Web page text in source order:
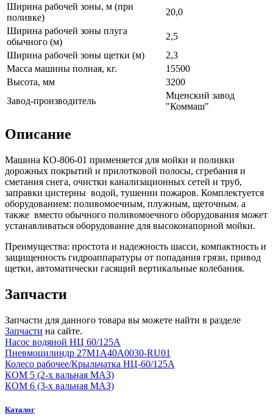
Ширина рабочей зоны, м (при
поливке)
20,0
Ширина рабочей зоны плуга
обычного (м)
2,5
Ширина рабочей зоны щетки (м)
2,3
Масса машины полная, кг.
15500
Высота, мм
3200
Завод-производитель
Мценский завод
"Коммаш"
Описание
Машина КО-806-01 применяется для мойки и поливки
дорожных покрытий и прилотковой полосы, сгребания и
сметания снега, очистки канализационных сетей и труб,
заправки цистерны водой, тушении пожаров. Комплектуется
оборудованием: поливомоечным, плужным, щеточным. а
также вместо обычного поливомоечного оборудования может
устанавливаться оборудование для высоконапорной мойки.
Преимущества: простота и надежность шасси, компактность и
защищенность гидроаппаратуры от попадания грязи, привод
щетки, автоматически гасящий вертикальные колебания.
Запчасти
Запчасти для данного товара вы можете найти в разделе
Запчасти на сайте.
Насос водяной НЦ 60/125А
Пневмоцилиндр 27М1А40А0030-RU01
Колесо рабочее/Крыльчатка НЦ-60/125А
КОМ 5 (2-х вальная МАЗ)
КОМ 6 (3-х вальная МАЗ)
Каталог